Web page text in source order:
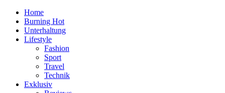
Home
Burning Hot
Unterhaltung
Lifestyle
Fashion
Sport
Travel
Technik
Exklusiv